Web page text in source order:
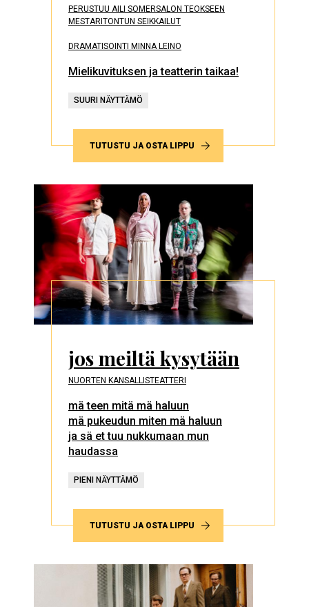
PERUSTUU AILI SOMERSALON TEOKSEEN
MESTARITONTUN SEIKKAILUT
DRAMATISOINTI MINNA LEINO
Mielikuvituksen ja teatterin taikaa!
SUURI NÄYTTÄMÖ
TUTUSTU JA OSTA LIPPU
jos meiltä kysytään
NUORTEN KANSALLISTEATTERI
mä teen mitä mä haluun
mä pukeudun miten mä haluun
ja sä et tuu nukkumaan mun
haudassa
PIENI NÄYTTÄMÖ
TUTUSTU JA OSTA LIPPU